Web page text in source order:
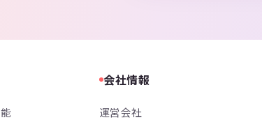
会社情報
運営会社